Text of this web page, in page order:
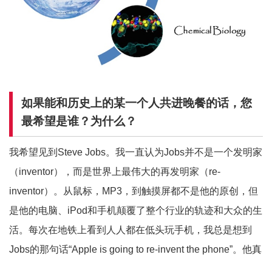
如果能和历史上的某一个人共进晚餐的话，您
最希望是谁？为什么？
我希望见到Steve Jobs。我一直认为Jobs并不是一个发明家
（inventor），而是世界上最伟大的再发明家（re-
inventor）。从鼠标，MP3，到触摸屏都不是他的原创，但
是他的电脑、iPod和手机颠覆了整个行业的轨迹和大众的生
活。每次在地铁上看到人人都在低头玩手机，我总是想到
Jobs的那句话“Apple is going to re-invent the phone”。他真